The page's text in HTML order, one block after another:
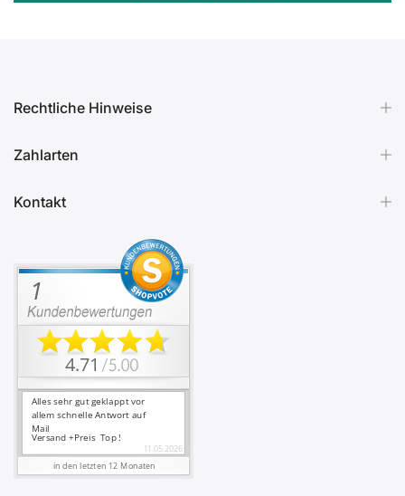
Rechtliche Hinweise
Zahlarten
Kontakt